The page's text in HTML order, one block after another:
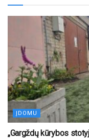
ĮDOMU
„Gargždų kūrybos